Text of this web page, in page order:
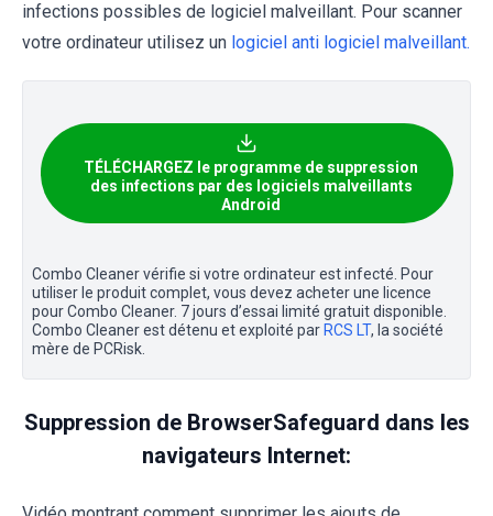
infections possibles de logiciel malveillant. Pour scanner
votre ordinateur utilisez un logiciel anti logiciel malveillant.
TÉLÉCHARGEZ le programme de suppression
des infections par des logiciels malveillants
Android
Combo Cleaner vérifie si votre ordinateur est infecté. Pour
utiliser le produit complet, vous devez acheter une licence
pour Combo Cleaner. 7 jours d’essai limité gratuit disponible.
Combo Cleaner est détenu et exploité par RCS LT, la société
mère de PCRisk.
Suppression de BrowserSafeguard dans les
navigateurs Internet: